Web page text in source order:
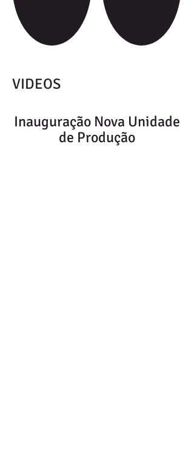
VIDEOS
Inauguração Nova Unidade
de Produção